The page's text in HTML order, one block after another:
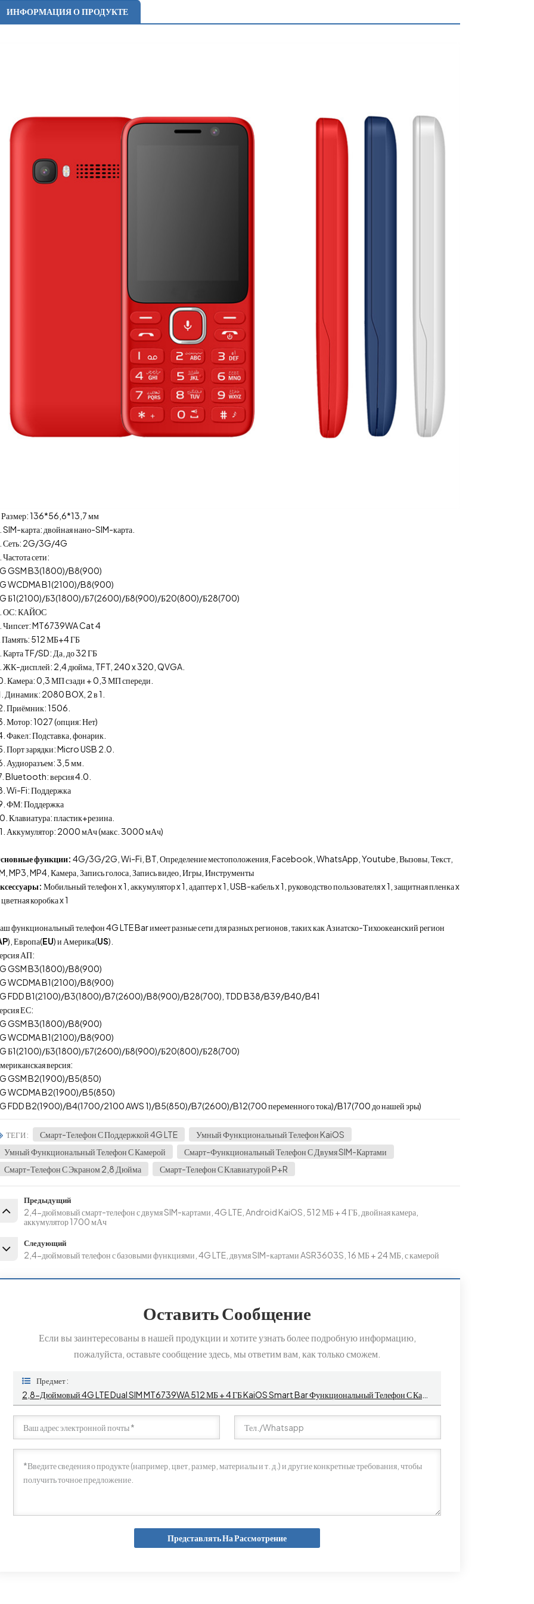
ИНФОРМАЦИЯ О ПРОДУКТЕ
Размер: 136*56,6*13,7 мм
SIM-карта: двойная нано-SIM-карта.
Сеть: 2G/3G/4G
Частота сети:
GSM B3(1800)/B8(900)
WCDMA B1(2100)/B8(900)
Б1(2100)/Б3(1800)/Б7(2600)/Б8(900)/Б20(800)/Б28(700)
ОС: КАЙОС
Чипсет: MT6739WA Cat 4
Память: 512 МБ+4 ГБ
Карта TF/SD: Да, до 32 ГБ
ЖК-дисплей: 2,4 дюйма, TFT, 240 x 320, QVGA.
Камера: 0,3 МП сзади + 0,3 МП спереди.
Динамик: 2080 BOX, 2 в 1.
Приёмник: 1506.
Мотор: 1027 (опция: Нет)
Факел: Подставка, фонарик.
Порт зарядки: Micro USB 2.0.
Аудиоразъем: 3,5 мм.
Bluetooth: версия 4.0.
Wi-Fi: Поддержка
ФМ: Поддержка
Клавиатура: пластик+резина.
Аккумулятор: 2000 мАч (макс. 3000 мАч)
функции: 4G/3G/2G, Wi-Fi, BT, Определение местоположения, Facebook, WhatsApp, Youtube, Вызовы, Текст,
MP3, MP4, Камера, Запись голоса, Запись видео, Игры, Инструменты
Мобильный телефон x 1, аккумулятор x 1, адаптер x 1, USB-кабель x 1, руководство пользователя x 1, защитная пленка x
коробка x 1
функциональный телефон 4G LTE Bar имеет разные сети для разных регионов, таких как Азиатско-Тихоокеанский регион
), Европа(EU) и Америка(US).
АП:
GSM B3(1800)/B8(900)
WCDMA B1(2100)/B8(900)
FDD B1(2100)/B3(1800)/B7(2600)/B8(900)/B28(700), TDD B38/B39/B40/B41
ЕС:
GSM B3(1800)/B8(900)
WCDMA B1(2100)/B8(900)
Б1(2100)/Б3(1800)/Б7(2600)/Б8(900)/Б20(800)/Б28(700)
версия:
GSM B2(1900)/B5(850)
WCDMA B2(1900)/B5(850)
FDD B2(1900)/B4(1700/2100 AWS 1)/B5(850)/B7(2600)/B12(700 переменного тока)/B17(700 до нашей эры)
ТЕГИ : Смарт-Телефон С Поддержкой 4G LTE
Умный Функциональный Телефон KaiOS
Умный Функциональный Телефон С Камерой
Смарт-Функциональный Телефон С Двумя SIM-Картами
Смарт-Телефон С Экраном 2,8 Дюйма
Смарт-Телефон С Клавиатурой P+R
Предыдущий
2,4-дюймовый смарт-телефон с двумя SIM-картами, 4G LTE, Android KaiOS, 512 МБ + 4 ГБ, двойная камера,
аккумулятор 1700 мАч
Следующий
2,4-дюймовый телефон с базовыми функциями, 4G LTE, двумя SIM-картами ASR3603S, 16 МБ + 24 МБ, с камерой
Оставить Сообщение
Если вы заинтересованы в нашей продукции и хотите узнать более подробную информацию,
пожалуйста, оставьте сообщение здесь, мы ответим вам, как только сможем.
Предмет :
Представлять На Рассмотрение